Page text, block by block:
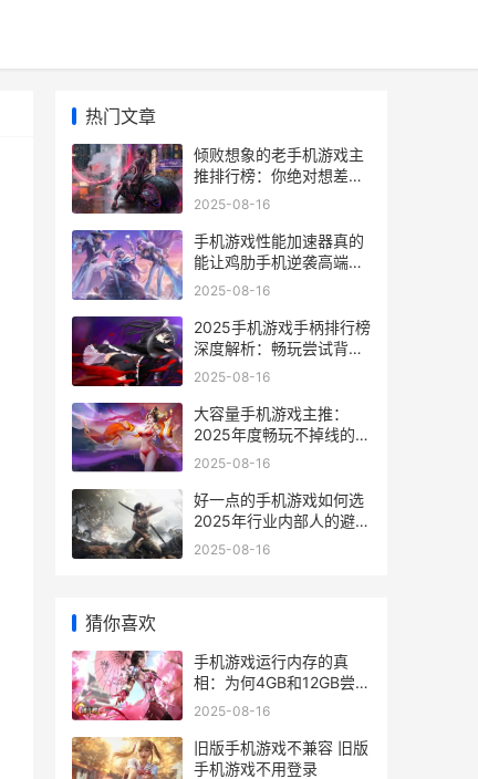
热门文章
倾败想象的老手机游戏主
推排行榜：你绝对想差点
哪些典范逆袭重返热榜 倾
2025-08-16
手机游戏性能加速器真的
能让鸡肋手机逆袭高端一
场看不见硝烟的极点加速
2025-08-16
2025手机游戏手柄排行榜
深度解析：畅玩尝试背后
的细节和选择 2821游戏
2025-08-16
大容量手机游戏主推：
2025年度畅玩不掉线的硬
核选择和玩家尝试 容量大
2025-08-16
好一点的手机游戏如何选
2025年行业内部人的避坑
同享 好一点的手机游戏有
2025-08-16
猜你喜欢
手机游戏运行内存的真
相：为何4GB和12GB尝试
天差地别 手机游戏运行内
2025-08-16
旧版手机游戏不兼容 旧版
手机游戏不用登录